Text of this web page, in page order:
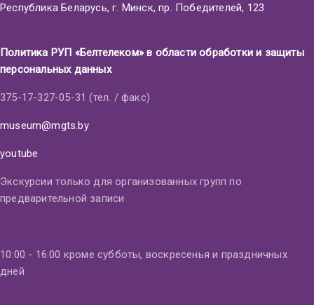
Республика Беларусь, г. Минск, пр. Победителей, 123
Политика РУП «Белтелеком» в области обработки и защиты
персональных данных
375-17-327-05-31 (тел. / факс)
museum@mgts.by
youtube
Экскурсии только для организованных групп по
предварительной записи
10:00 - 16:00 кроме субботы, воскресенья и праздничных
дней